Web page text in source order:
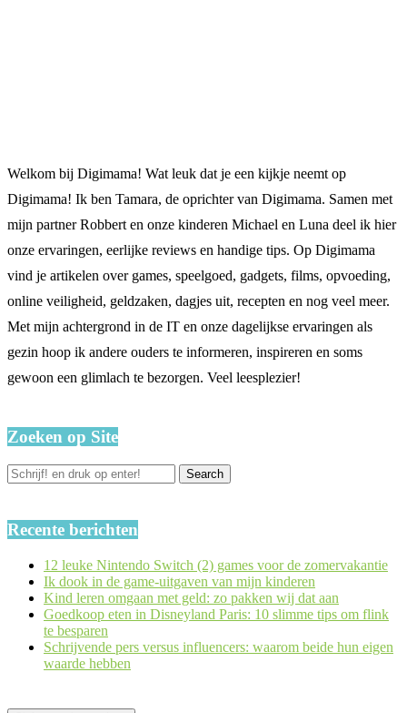
Welkom bij Digimama! Wat leuk dat je een kijkje neemt op
Digimama! Ik ben Tamara, de oprichter van Digimama. Samen met
mijn partner Robbert en onze kinderen Michael en Luna deel ik hier
onze ervaringen, eerlijke reviews en handige tips. Op Digimama
vind je artikelen over games, speelgoed, gadgets, films, opvoeding,
online veiligheid, geldzaken, dagjes uit, recepten en nog veel meer.
Met mijn achtergrond in de IT en onze dagelijkse ervaringen als
gezin hoop ik andere ouders te informeren, inspireren en soms
gewoon een glimlach te bezorgen. Veel leesplezier!
Zoeken op Site
Recente berichten
12 leuke Nintendo Switch (2) games voor de zomervakantie
Ik dook in de game-uitgaven van mijn kinderen
Kind leren omgaan met geld: zo pakken wij dat aan
Goedkoop eten in Disneyland Paris: 10 slimme tips om flink
te besparen
Schrijvende pers versus influencers: waarom beide hun eigen
waarde hebben